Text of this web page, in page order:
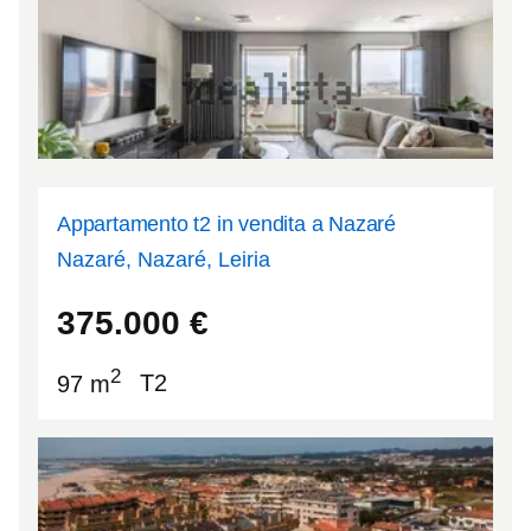
Appartamento t2 in vendita a Nazaré
Nazaré, Nazaré, Leiria
375.000 €
97 m2 T2